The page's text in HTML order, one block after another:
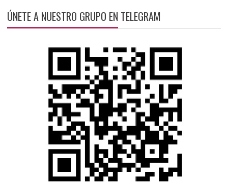
ÚNETE A NUESTRO GRUPO EN TELEGRAM